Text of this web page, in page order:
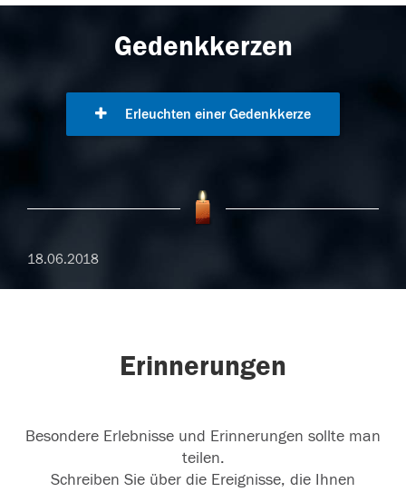
Gedenkkerzen
Erleuchten einer Gedenkkerze
18.06.2018
Erinnerungen
Besondere Erlebnisse und Erinnerungen sollte man
teilen.
Schreiben Sie über die Ereignisse, die Ihnen